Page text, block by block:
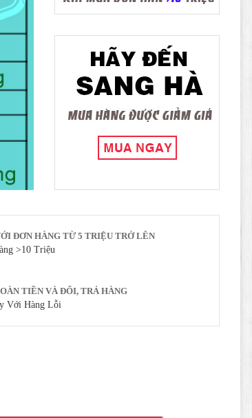
ĐƠN HÀNG TỪ 5 TRIỆU TRỞ LÊN
>10 Triệu
TIỀN VÀ ĐỔI, TRẢ HÀNG
Với Hàng Lỗi